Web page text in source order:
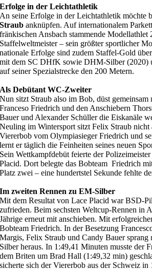
Erfolge in der Leichtathletik
An seine Erfolge in der Leichtathletik möchte
Straub anknüpfen. Auf internationalem
fränkischen Ansbach stammende Modellathlet
Staffelweltmeister – sein größter sportlicher
nationale Erfolge sind zudem Staffel-Gold
mit dem SC DHfK sowie DHM-Silber (2020)
auf seiner Spezialstrecke den 200 Metern.
Als Debütant WC-Zweiter
Nun sitzt Straub also im Bob, düst gemeinsam
Franceso Friedrich und den Anschiebern
Bauer und Alexander Schüller die Eiskanäle
Neuling im Wintersport sitzt Felix Straub nicht
Viererbob vom Olympiasieger Friedrich und
lernt er täglich die Feinheiten seines neuen
Sein Wettkampfdebüt feierte der
Placid. Dort belegte das Bobteam Friedrich
Platz zwei – eine hundertstel Sekunde fehlte
Im zweiten Rennen zu EM-Silber
Mit dem Resultat von Lace Placid war BSD-
zufrieden. Beim sechsten Weltcup-Rennen in
Jährige erneut mit anschieben. Mit
Bobteam Friedrich. In der Besetzung
Margis, Felix Straub und Candy Bauer
Silber heraus. In 1:49,41 Minuten musste der
dem Briten um Brad Hall (1:49,32 min)
sicherte sich der Viererbob aus der Schweiz